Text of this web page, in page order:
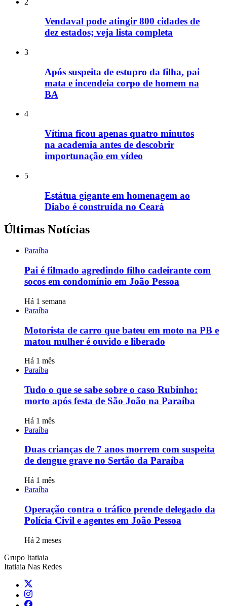
Vendaval pode atingir 800 cidades de
dez estados; veja lista completa
3
Após suspeita de estupro da filha, pai
mata e incendeia corpo de homem na
BA
4
Vítima ficou apenas quatro minutos
na academia antes de descobrir
importunação em vídeo
5
Estátua gigante em homenagem ao
Diabo é construída no Ceará
Últimas Notícias
Paraíba
Pai é filmado agredindo filho cadeirante com
socos em condomínio em João Pessoa
Há 1 semana
Paraíba
Motorista de carro que bateu em moto na PB e
matou mulher é ouvido e liberado
Há 1 mês
Paraíba
Tudo o que se sabe sobre o caso Rubinho:
morto após festa de São João na Paraíba
Há 1 mês
Paraíba
Duas crianças de 7 anos morrem com suspeita
de dengue grave no Sertão da Paraíba
Há 1 mês
Paraíba
Operação contra o tráfico prende delegado da
Polícia Civil e agentes em João Pessoa
Há 2 meses
Grupo Itatiaia
Itatiaia Nas Redes